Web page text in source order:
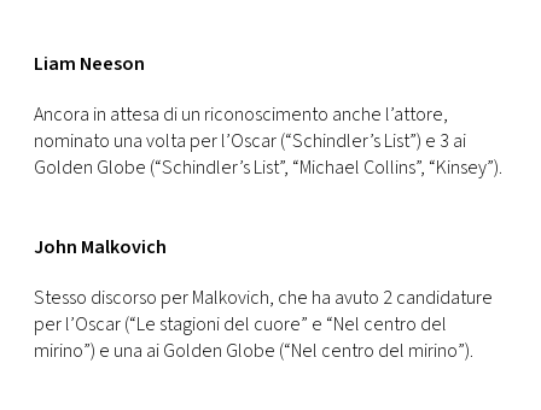
Liam Neeson
Ancora in attesa di un riconoscimento anche l’attore,
nominato una volta per l’Oscar (“Schindler’s List”) e 3 ai
Golden Globe (“Schindler’s List”, “Michael Collins”, “Kinsey”).
John Malkovich
Stesso discorso per Malkovich, che ha avuto 2 candidature
per l’Oscar (“Le stagioni del cuore” e “Nel centro del
mirino”) e una ai Golden Globe (“Nel centro del mirino”).